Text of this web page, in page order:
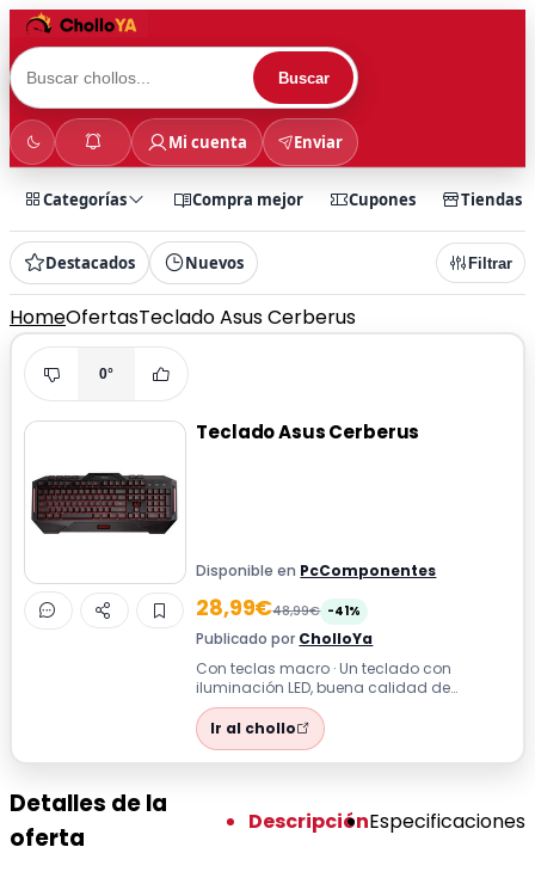
Buscar
Mi cuenta Enviar
Categorías Compra mejor Cupones Tiendas
Destacados Nuevos Filtrar
HomeOfertasTeclado Asus Cerberus
0°
Teclado Asus Cerberus
Disponible en PcComponentes
28,99€48,99€ -41%
Publicado por CholloYa
Con teclas macro · Un teclado con
iluminación LED, buena calidad de
materiales y la garantía de una marca
como Asus. ...
Ir al chollo
Detalles de la
oferta
DescripciónEspecificaciones